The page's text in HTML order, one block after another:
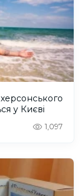
у Києві
1,097